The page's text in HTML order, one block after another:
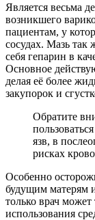
Является весьма
возникшего
пациентам, у
сосудах. Мазь так
себя гепарин в
Основное
делая её более
закупорок и
Обратите
язв, в
рисках
Особенно
будущим матерям
только врач может
использования